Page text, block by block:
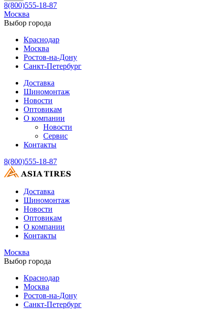
8(800)555-18-87
Москва
Выбор города
Краснодар
Москва
Ростов-на-Дону
Санкт-Петербург
Доставка
Шиномонтаж
Новости
Оптовикам
О компании
Новости
Сервис
Контакты
8(800)555-18-87
Доставка
Шиномонтаж
Новости
Оптовикам
О компании
Контакты
Москва
Выбор города
Краснодар
Москва
Ростов-на-Дону
Санкт-Петербург